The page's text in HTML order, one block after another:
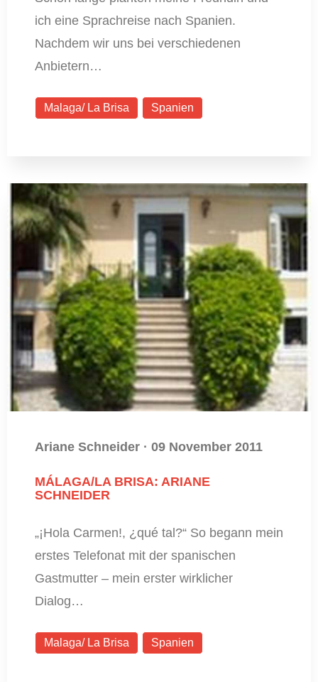
ich eine Sprachreise nach Spanien.
Nachdem wir uns bei verschiedenen
Anbietern…
Malaga/ La Brisa Spanien
Ariane Schneider · 09 November 2011
MÁLAGA/LA BRISA: ARIANE
SCHNEIDER
„¡Hola Carmen!, ¿qué tal?“ So begann mein
erstes Telefonat mit der spanischen
Gastmutter – mein erster wirklicher
Dialog…
Malaga/ La Brisa Spanien